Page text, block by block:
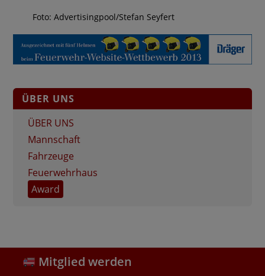
Foto: Advertisingpool/Stefan Seyfert
ÜBER UNS
ÜBER UNS
Mannschaft
Fahrzeuge
Feuerwehrhaus
Award
Mitglied werden